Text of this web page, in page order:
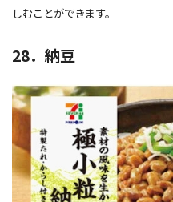
しむことができます。
28．納豆